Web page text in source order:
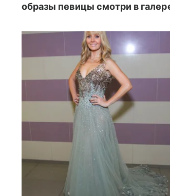
образы певицы смотри в